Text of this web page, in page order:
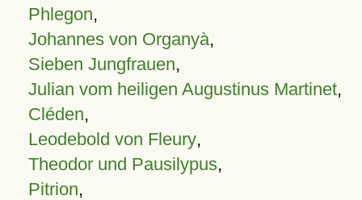
Phlegon,
Johannes von Organyà,
Sieben Jungfrauen,
Julian vom heiligen Augustinus Martinet,
Cléden,
Leodebold von Fleury,
Theodor und Pausilypus,
Pitrion,